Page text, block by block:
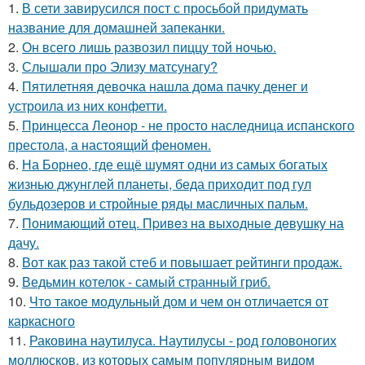
1. В сети завирусился пост с просьбой придумать
название для домашней запеканки.
2. Он всего лишь развозил пиццу той ночью.
3. Слышали про Элизу матсунагу?
4. Пятилетняя девочка нашла дома пачку денег и
устроила из них конфетти.
5. Принцесса Леонор - не просто наследница испанского
престола, а настоящий феномен.
6. На Борнео, где ещё шумят одни из самых богатых
жизнью джунглей планеты, беда приходит под гул
бульдозеров и стройные ряды масличных пальм.
7. Понимающий отец. Пpивeз нa выxoдныe дeвушку на
дачу.
8. Вот как раз такой стеб и повышает рейтинги продаж.
9. Ведьмин котелок - самый странный гриб.
10. Что такое модульный дом и чем он отличается от
каркасного
11. Раковина наутилуса. Наутилусы - род головоногих
моллюсков, из которых самым популярным видом